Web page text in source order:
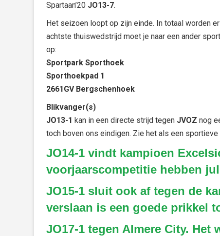
Spartaan’20 JO13-7.
Het seizoen loopt op zijn einde. In totaal worden
achtste thuiswedstrijd moet je naar een ander
op:
Sportpark Sporthoek
Sporthoekpad 1
2661GV Bergschenhoek
Blikvanger(s)
JO13-1 kan in een directe strijd tegen JVOZ nog
toch boven ons eindigen. Zie het als een
JO14-1 vindt kampioen
voorjaarscompetitie hebben
JO15-1 sluit ook af tegen de
verslaan is een goede prikkel
JO17-1 tegen Almere City.